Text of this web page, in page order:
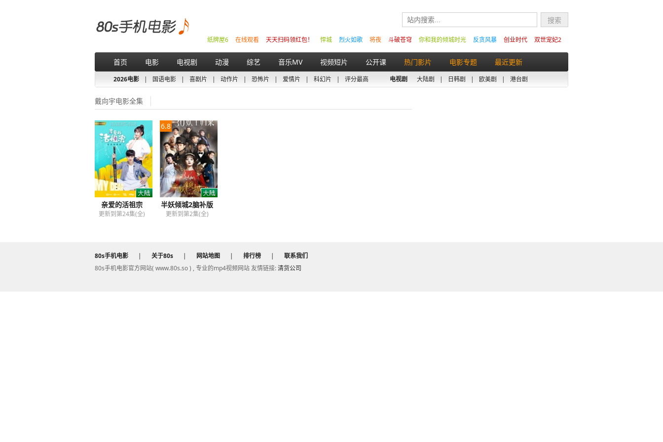
双世宠妃2
创业时代
反贪风暴
你和我的倾城时光
斗破苍穹
将夜
烈火如歌
悍城
天天扫码领红包！
在线观看
纸牌屋6
首页 电影 电视剧 动漫 综艺 音乐MV 视频短片 公开课 热门影片 电影专题 最近更新
2026电影 | 国语电影 | 喜剧片 | 动作片 | 恐怖片 | 爱情片 | 科幻片 | 评分最高 电视剧 大陆剧 | 日韩剧 | 欧美剧 | 港台剧
戴向宇电影全集
亲爱的活祖宗
更新到第24集(全)
6.8
半妖倾城2脑补版
更新到第2集(全)
80s手机电影 | 关于80s | 网站地图 | 排行榜 |
联系我们
80s手机电影官方网站( www.80s.so ) , 专业的mp4视频网站 友情链接:清货公司